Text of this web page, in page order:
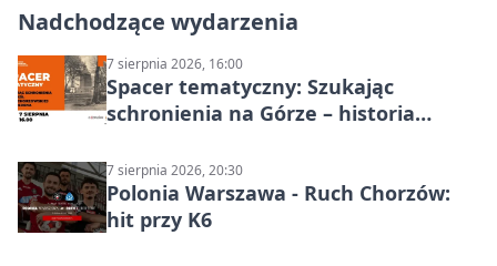
Nadchodzące wydarzenia
7 sierpnia 2026, 16:00
Spacer tematyczny: Szukając
schronienia na Górze – historia
7 sierpnia 2026, 20:30
Polonia Warszawa - Ruch Chorzów:
hit przy K6